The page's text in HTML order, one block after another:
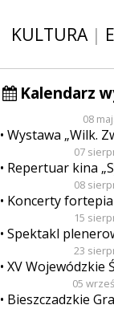
KULTURA|
Kalendarz
08
Wystawa „Wilk.
07
Repertuar kina „Syreny” w
08
Koncerty
15
Spektakl
23
XV Wojewódzkie
05
Bieszczadzkie